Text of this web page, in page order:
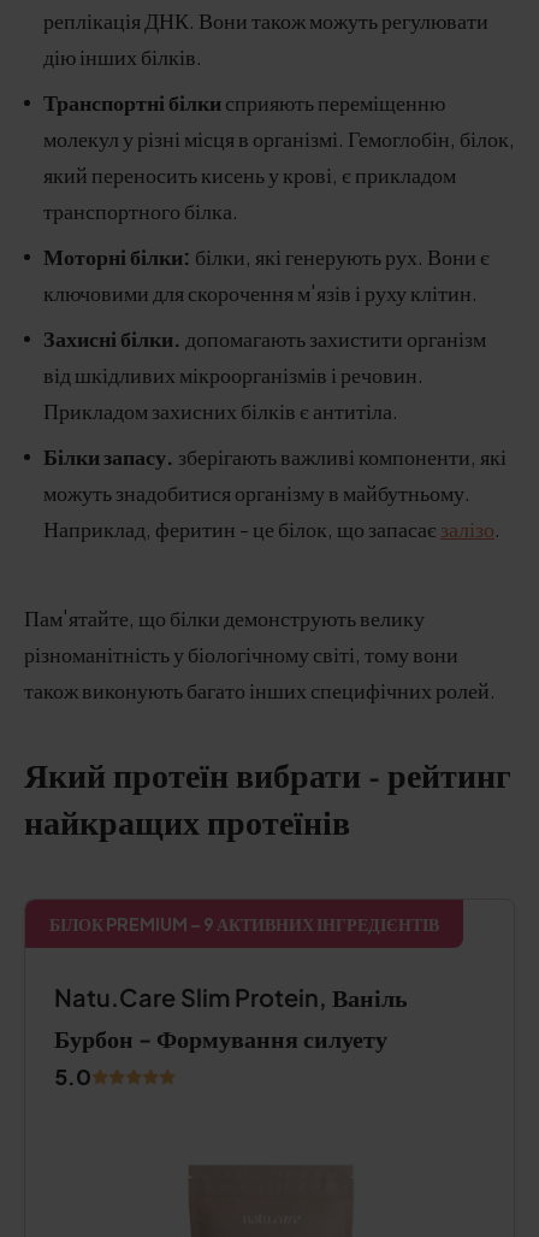
реплікація ДНК. Вони також можуть регулювати
дію інших білків.
Транспортні білкисприяють переміщенню
молекул у різні місця в організмі. Гемоглобін, білок,
який переносить кисень у крові, є прикладом
транспортного білка.
Моторні білки: білки, які генерують рух. Вони є
ключовими для скорочення м'язів і руху клітин.
Захисні білки. допомагають захистити організм
від шкідливих мікроорганізмів і речовин.
Прикладом захисних білків є антитіла.
Білки запасу. зберігають важливі компоненти, які
можуть знадобитися організму в майбутньому.
Наприклад, феритин - це білок, що запасає залізо.
Пам'ятайте, що білки демонструють велику
різноманітність у біологічному світі, тому вони
також виконують багато інших специфічних ролей.
Який протеїн вибрати - рейтинг
найкращих протеїнів
БІЛОК PREMIUM – 9 АКТИВНИХ ІНГРЕДІЄНТІВ
Natu.Care Slim Protein, Ваніль
Бурбон - Формування силуету
5.0